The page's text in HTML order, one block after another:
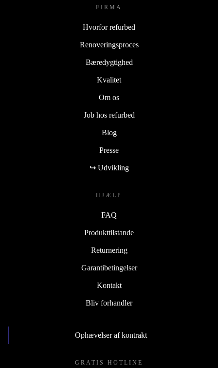
FIRMA
Hvorfor refurbed
Renoveringsproces
Bæredygtighed
Kvalitet
Om os
Job hos refurbed
Blog
Presse
↪ Udvikling
HJÆLP
FAQ
Produkttilstande
Returnering
Garantibetingelser
Kontakt
Bliv forhandler
Ophævelser af kontrakt
GRATIS HOTLINE